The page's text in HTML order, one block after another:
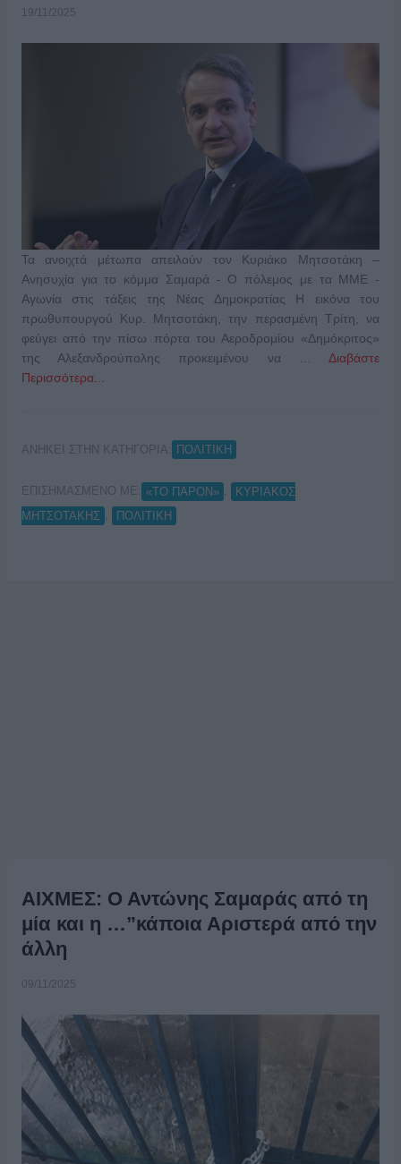
19/11/2025
Τα ανοιχτά μέτωπα απειλούν τον Κυριάκο Μητσοτάκη –
Ανησυχία για το κόμμα Σαμαρά - Ο πόλεμος με τα ΜΜΕ -
Αγωνία στις τάξεις της Νέας Δημοκρατίας Η εικόνα του
πρωθυπουργού Κυρ. Μητσοτάκη, την περασμένη Τρίτη, να
φεύγει από την πίσω πόρτα του Αεροδρομίου «Δημόκριτος»
της Αλεξανδρούπολης προκειμένου να …Διαβάστε
Περισσότερα...
ΑΝΗΚΕΙ ΣΤΗΝ ΚΑΤΗΓΟΡΙΑ: ΠΟΛΙΤΙΚΗ
ΕΠΙΣΗΜΑΣΜΕΝΟ ΜΕ: «ΤΟ ΠΑΡΟΝ»
ΚΥΡΙΑΚΟΣ
ΜΗΤΣΟΤΑΚΗΣ
ΠΟΛΙΤΙΚΗ
ΑΙΧΜΕΣ: Ο Αντώνης Σαμαράς από τη
μία και η …”κάποια Αριστερά από την
άλλη
09/11/2025